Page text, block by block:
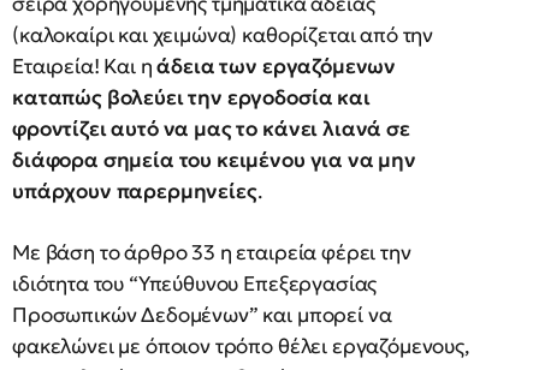
(καλοκαίρι και χειμώνα) καθορίζεται από την
Εταιρεία! Και ηάδεια των εργαζόμενων
καταπώς βολεύει την εργοδοσία και
φροντίζει αυτό να μας το κάνει λιανά σε
διάφορα σημεία του κειμένου για να μην
υπάρχουν παρερμηνείες.
Με βάση το άρθρο 33 η εταιρεία φέρει την
ιδιότητα του “Υπεύθυνου Επεξεργασίας
Προσωπικών Δεδομένων” και μπορεί να
φακελώνει με όποιον τρόπο θέλει εργαζόμενους,